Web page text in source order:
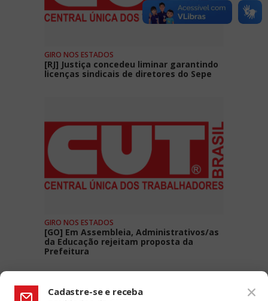
GIRO NOS ESTADOS
[RJ] Justiça concedeu liminar garantindo
licenças sindicais de diretores do Sepe
GIRO NOS ESTADOS
[GO] Em Assembleia, Administrativos/as
da Educação rejeitam proposta da
Prefeitura
Cadastre-se e receba